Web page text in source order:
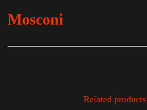
Mosconi
Related products